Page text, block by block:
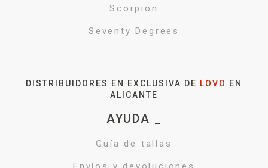
Scorpion
Seventy Degrees
DISTRIBUIDORES EN EXCLUSIVA DE LOVO
EN
ALICANTE
AYUDA _
Guía de tallas